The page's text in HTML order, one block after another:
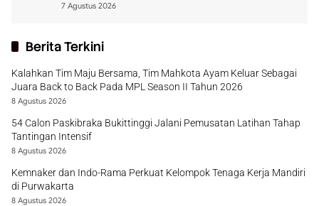
7 Agustus 2026
Berita Terkini
Kalahkan Tim Maju Bersama, Tim Mahkota Ayam Keluar Sebagai
Juara Back to Back Pada MPL Season II Tahun 2026
8 Agustus 2026
54 Calon Paskibraka Bukittinggi Jalani Pemusatan Latihan Tahap
Tantingan Intensif
8 Agustus 2026
Kemnaker dan Indo-Rama Perkuat Kelompok Tenaga Kerja Mandiri
di Purwakarta
8 Agustus 2026